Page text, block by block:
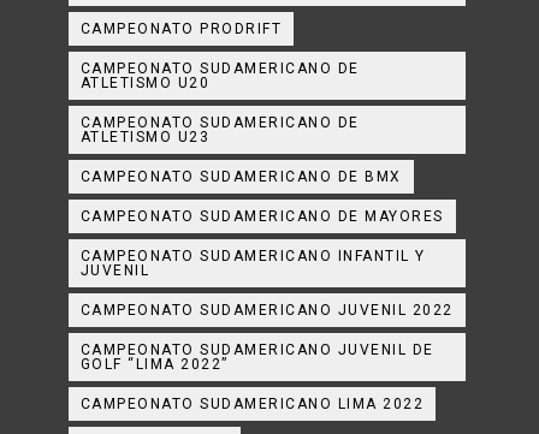
CAMPEONATO PRODRIFT
CAMPEONATO SUDAMERICANO DE
ATLETISMO U20
CAMPEONATO SUDAMERICANO DE
ATLETISMO U23
CAMPEONATO SUDAMERICANO DE BMX
CAMPEONATO SUDAMERICANO DE MAYORES
CAMPEONATO SUDAMERICANO INFANTIL Y
JUVENIL
CAMPEONATO SUDAMERICANO JUVENIL 2022
CAMPEONATO SUDAMERICANO JUVENIL DE
GOLF “LIMA 2022”
CAMPEONATO SUDAMERICANO LIMA 2022